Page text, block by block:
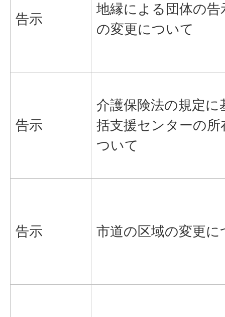
告示
地縁による団体の
の変更について
告示
介護保険法の規定に
括支援センターの
ついて
告示 市道の区域の変更に